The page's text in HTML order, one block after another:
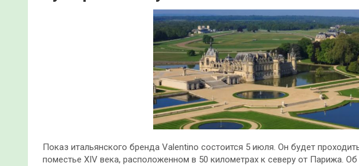
Показ итальянского бренда Valentino состоится 5 июля. Он будет
поместье XIV века, расположенном в 50 километрах к северу от Парижа. Об